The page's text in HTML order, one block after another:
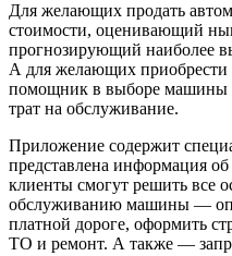
Для желающих продать
стоимости, оценивающий
прогнозирующий наиболее
А для желающих приобрести
помощник в выборе машины
трат на обслуживание.
Приложение содержит
представлена информация
клиенты смогут решить все
обслуживанию машины —
платной дороге, оформить
ТО и ремонт. А также —